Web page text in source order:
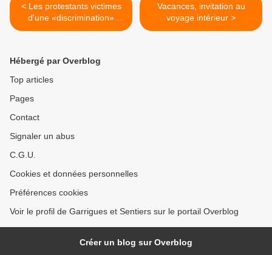
< Les protestants victimes
d'une «discrimination»
législative
Vacances, invitation au
voyage intérieur >
Hébergé par Overblog
Top articles
Pages
Contact
Signaler un abus
C.G.U.
Cookies et données personnelles
Préférences cookies
Voir le profil de Garrigues et Sentiers sur le portail Overblog
Créer un blog sur Overblog